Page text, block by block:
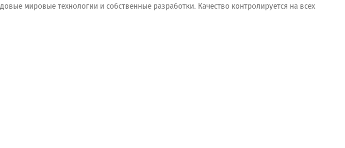
мировые технологии и собственные разработки. Качество контролируется на всех